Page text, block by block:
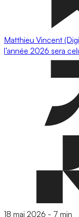
Matthieu Vincent
l’année 2026 sera
18 mai 2026 - 7 min